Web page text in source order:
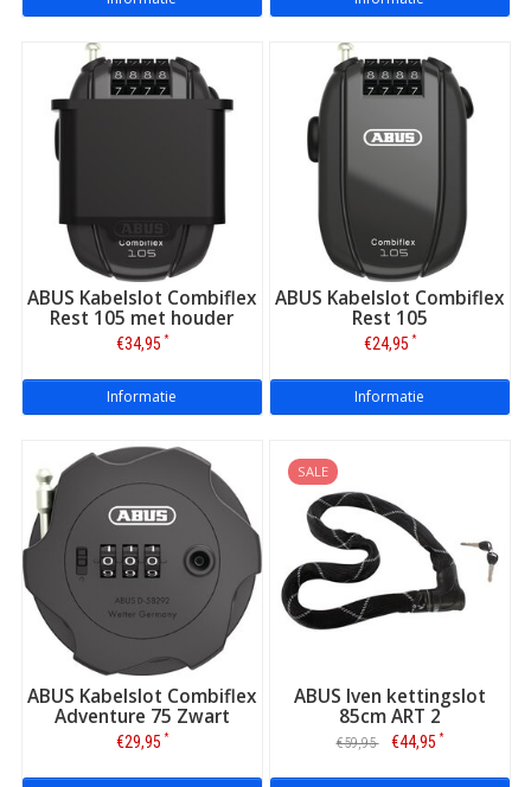
ABUS Kabelslot Combiflex
Rest 105 met houder
€34,95 *
Informatie
ABUS Kabelslot Combiflex
Rest 105
€24,95 *
Informatie
ABUS Kabelslot Combiflex
Adventure 75 Zwart
€29,95 *
SALE
ABUS Iven kettingslot
85cm ART 2
€59,95 €44,95 *